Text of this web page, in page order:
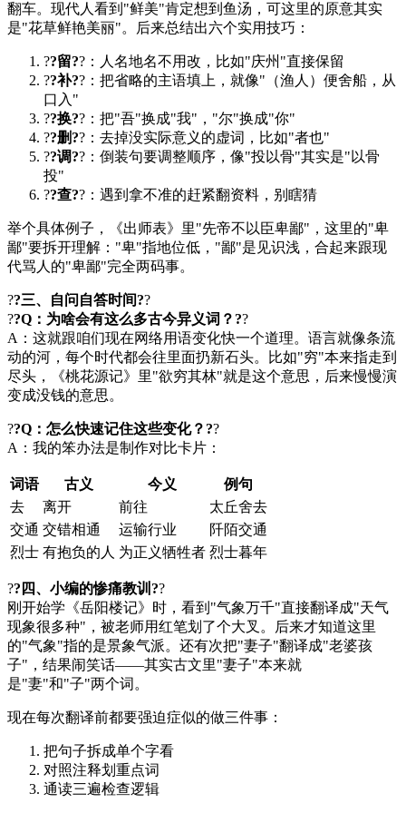
翻车。现代人看到"鲜美"肯定想到鱼汤，可这里的原意其实
是"花草鲜艳美丽"。后来总结出六个实用技巧：
??留??：人名地名不用改，比如"庆州"直接保留
??补??：把省略的主语填上，就像"（渔人）便舍船，从
口入"
??换??：把"吾"换成"我"，"尔"换成"你"
??删??：去掉没实际意义的虚词，比如"者也"
??调??：倒装句要调整顺序，像"投以骨"其实是"以骨
投"
??查??：遇到拿不准的赶紧翻资料，别瞎猜
举个具体例子，《出师表》里"先帝不以臣卑鄙"，这里的"卑
鄙"要拆开理解："卑"指地位低，"鄙"是见识浅，合起来跟现
代骂人的"卑鄙"完全两码事。
??三、自问自答时间??
??Q：为啥会有这么多古今异义词？??
A：这就跟咱们现在网络用语变化快一个道理。语言就像条流
动的河，每个时代都会往里面扔新石头。比如"穷"本来指走到
尽头，《桃花源记》里"欲穷其林"就是这个意思，后来慢慢演
变成没钱的意思。
??Q：怎么快速记住这些变化？??
A：我的笨办法是制作对比卡片：
词语 古义 今义
例句
去
离开 前往
太丘舍去
交通 交错相通 运输行业
阡陌交通
烈士 有抱负的人 为正义牺牲者 烈士暮年
??四、小编的惨痛教训??
刚开始学《岳阳楼记》时，看到"气象万千"直接翻译成"天气
现象很多种"，被老师用红笔划了个大叉。后来才知道这里
的"气象"指的是景象气派。还有次把"妻子"翻译成"老婆孩
子"，结果闹笑话——其实古文里"妻子"本来就
是"妻"和"子"两个词。
现在每次翻译前都要强迫症似的做三件事：
把句子拆成单个字看
对照注释划重点词
通读三遍检查逻辑